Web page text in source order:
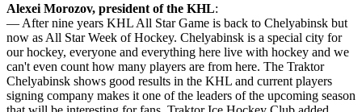
Аlexei Morozov, president of the KHL:
— After nine years KHL All Star Game is back to Chelyabinsk but
now as All Star Week of Hockey. Chelyabinsk is a special city for
our hockey, everyone and everything here live with hockey and we
can't even count how many players are from here. The Traktor
Chelyabinsk shows good results in the KHL and current players
signing company makes it one of the leaders of the upcoming season